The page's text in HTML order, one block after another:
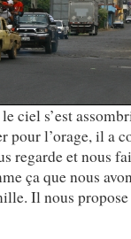
ciel s’est
pour l’orage, il a
regarde et nous
ça que nous
Il nous